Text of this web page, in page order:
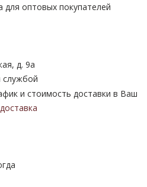
оптовых покупателей
д. 9а
службой
и стоимость доставки в Ваш
доставка